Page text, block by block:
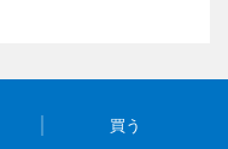
買う